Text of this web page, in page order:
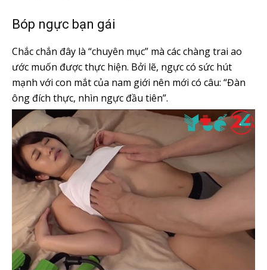
Bóp ngực bạn gái
Chắc chắn đây là “chuyên mục” mà các chàng trai ao
ước muốn được thực hiện. Bởi lẽ, ngực có sức hút
mạnh với con mắt của nam giới nên mới có câu: “Đàn
ông đích thực, nhìn ngực đầu tiên”.